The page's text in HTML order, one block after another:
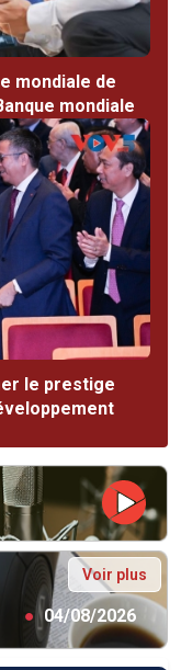
mondiale de
mondiale
le prestige
Voir plus
● 04/08/2026